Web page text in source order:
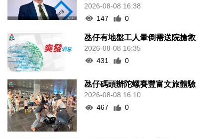
2026-08-08 16:38
147
0
氹仔有地盤工人暈倒需送院搶救
2026-08-08 16:35
431
0
氹仔碼頭辦陀螺賽豐富文旅體驗
2026-08-08 16:10
467
0